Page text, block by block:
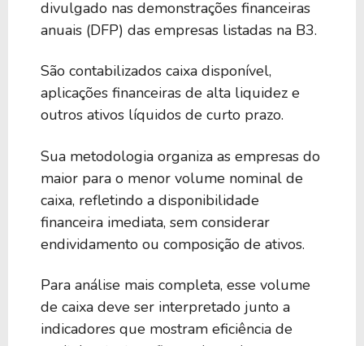
divulgado nas demonstrações financeiras
anuais (DFP) das empresas listadas na B3.
São contabilizados caixa disponível,
aplicações financeiras de alta liquidez e
outros ativos líquidos de curto prazo.
Sua metodologia organiza as empresas do
maior para o menor volume nominal de
caixa, refletindo a disponibilidade
financeira imediata, sem considerar
endividamento ou composição de ativos.
Para análise mais completa, esse volume
de caixa deve ser interpretado junto a
indicadores que mostram eficiência de